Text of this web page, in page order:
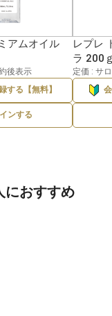
アムオイル
後表示
する【無料】
ンする
レプレ
ラ 200
定価 : サ
におすすめ